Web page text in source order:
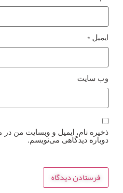
ایمیل *
وب‌ سایت
ذخیره نام، ایمیل و وبسایت من
دوباره دیدگاهی می‌نویسم.